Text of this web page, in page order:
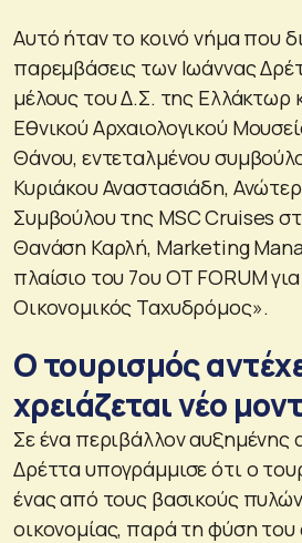
Αυτό ήταν το κοινό νήμα που
παρεμβάσεις των Ιωάννας
μέλους του Δ.Σ. της Ελλάκτωρ
Εθνικού Αρχαιολογικού
Θάνου, εντεταλμένου
Κυριάκου Αναστασιάδη,
Συμβούλου της MSC Cruises
Θανάση Καρλή, Marketing
πλαίσιο του 7ου OT FORUM
Οικονομικός Ταχυδρόμος».
Ο τουρισμός
χρειάζεται νέο
Σε ένα περιβάλλον αυξημένης
Δρέττα υπογράμμισε ότι ο
ένας από τους βασικούς
οικονομίας, παρά τη φύση του